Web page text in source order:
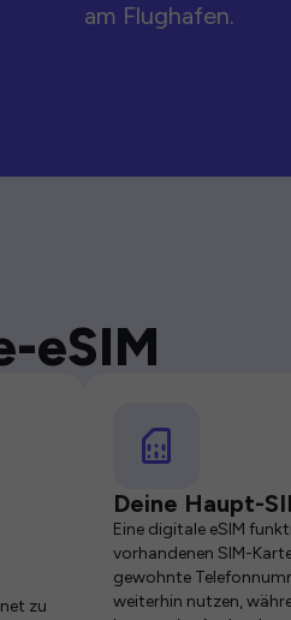
am Flughafen.
eSIM
zu
Deine Haupt-
Eine digitale eSIM
vorhandenen SIM-
gewohnte
weiterhin nutzen,